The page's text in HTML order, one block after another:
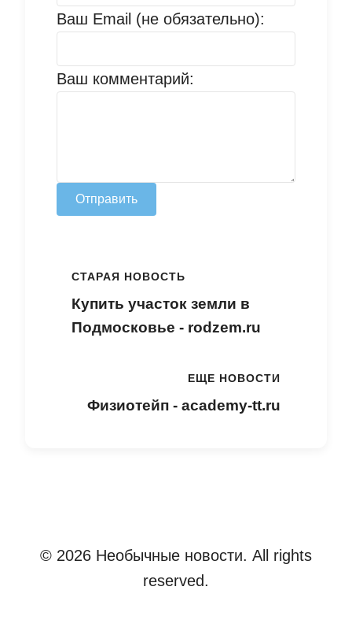
Ваш Email (не обязательно):
Ваш комментарий:
Отправить
СТАРАЯ НОВОСТЬ
Купить участок земли в
Подмосковье - rodzem.ru
ЕЩЕ НОВОСТИ
Физиотейп - academy-tt.ru
© 2026 Необычные новости. All rights
reserved.